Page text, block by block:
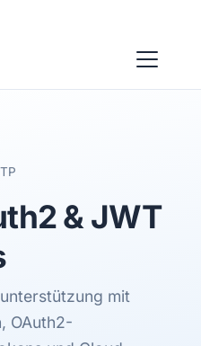
& JWT
mit
OAuth2-